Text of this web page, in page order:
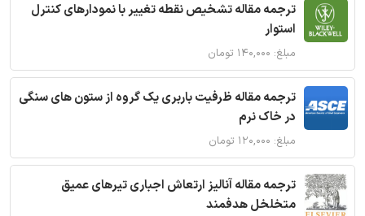
ترجمه مقاله تشخیص نقطه تغییر با نمودارهای کنترل
استوار
مبلغ: ۱۴۰,۰۰۰ تومان
ترجمه مقاله ظرفیت باربری یک گروه از ستون های سنگی
در خاک نرم
مبلغ: ۱۲۰,۰۰۰ تومان
ترجمه مقاله آنالیز ارتعاش اجباری تیرهای عمیق
متخلخل هدفمند